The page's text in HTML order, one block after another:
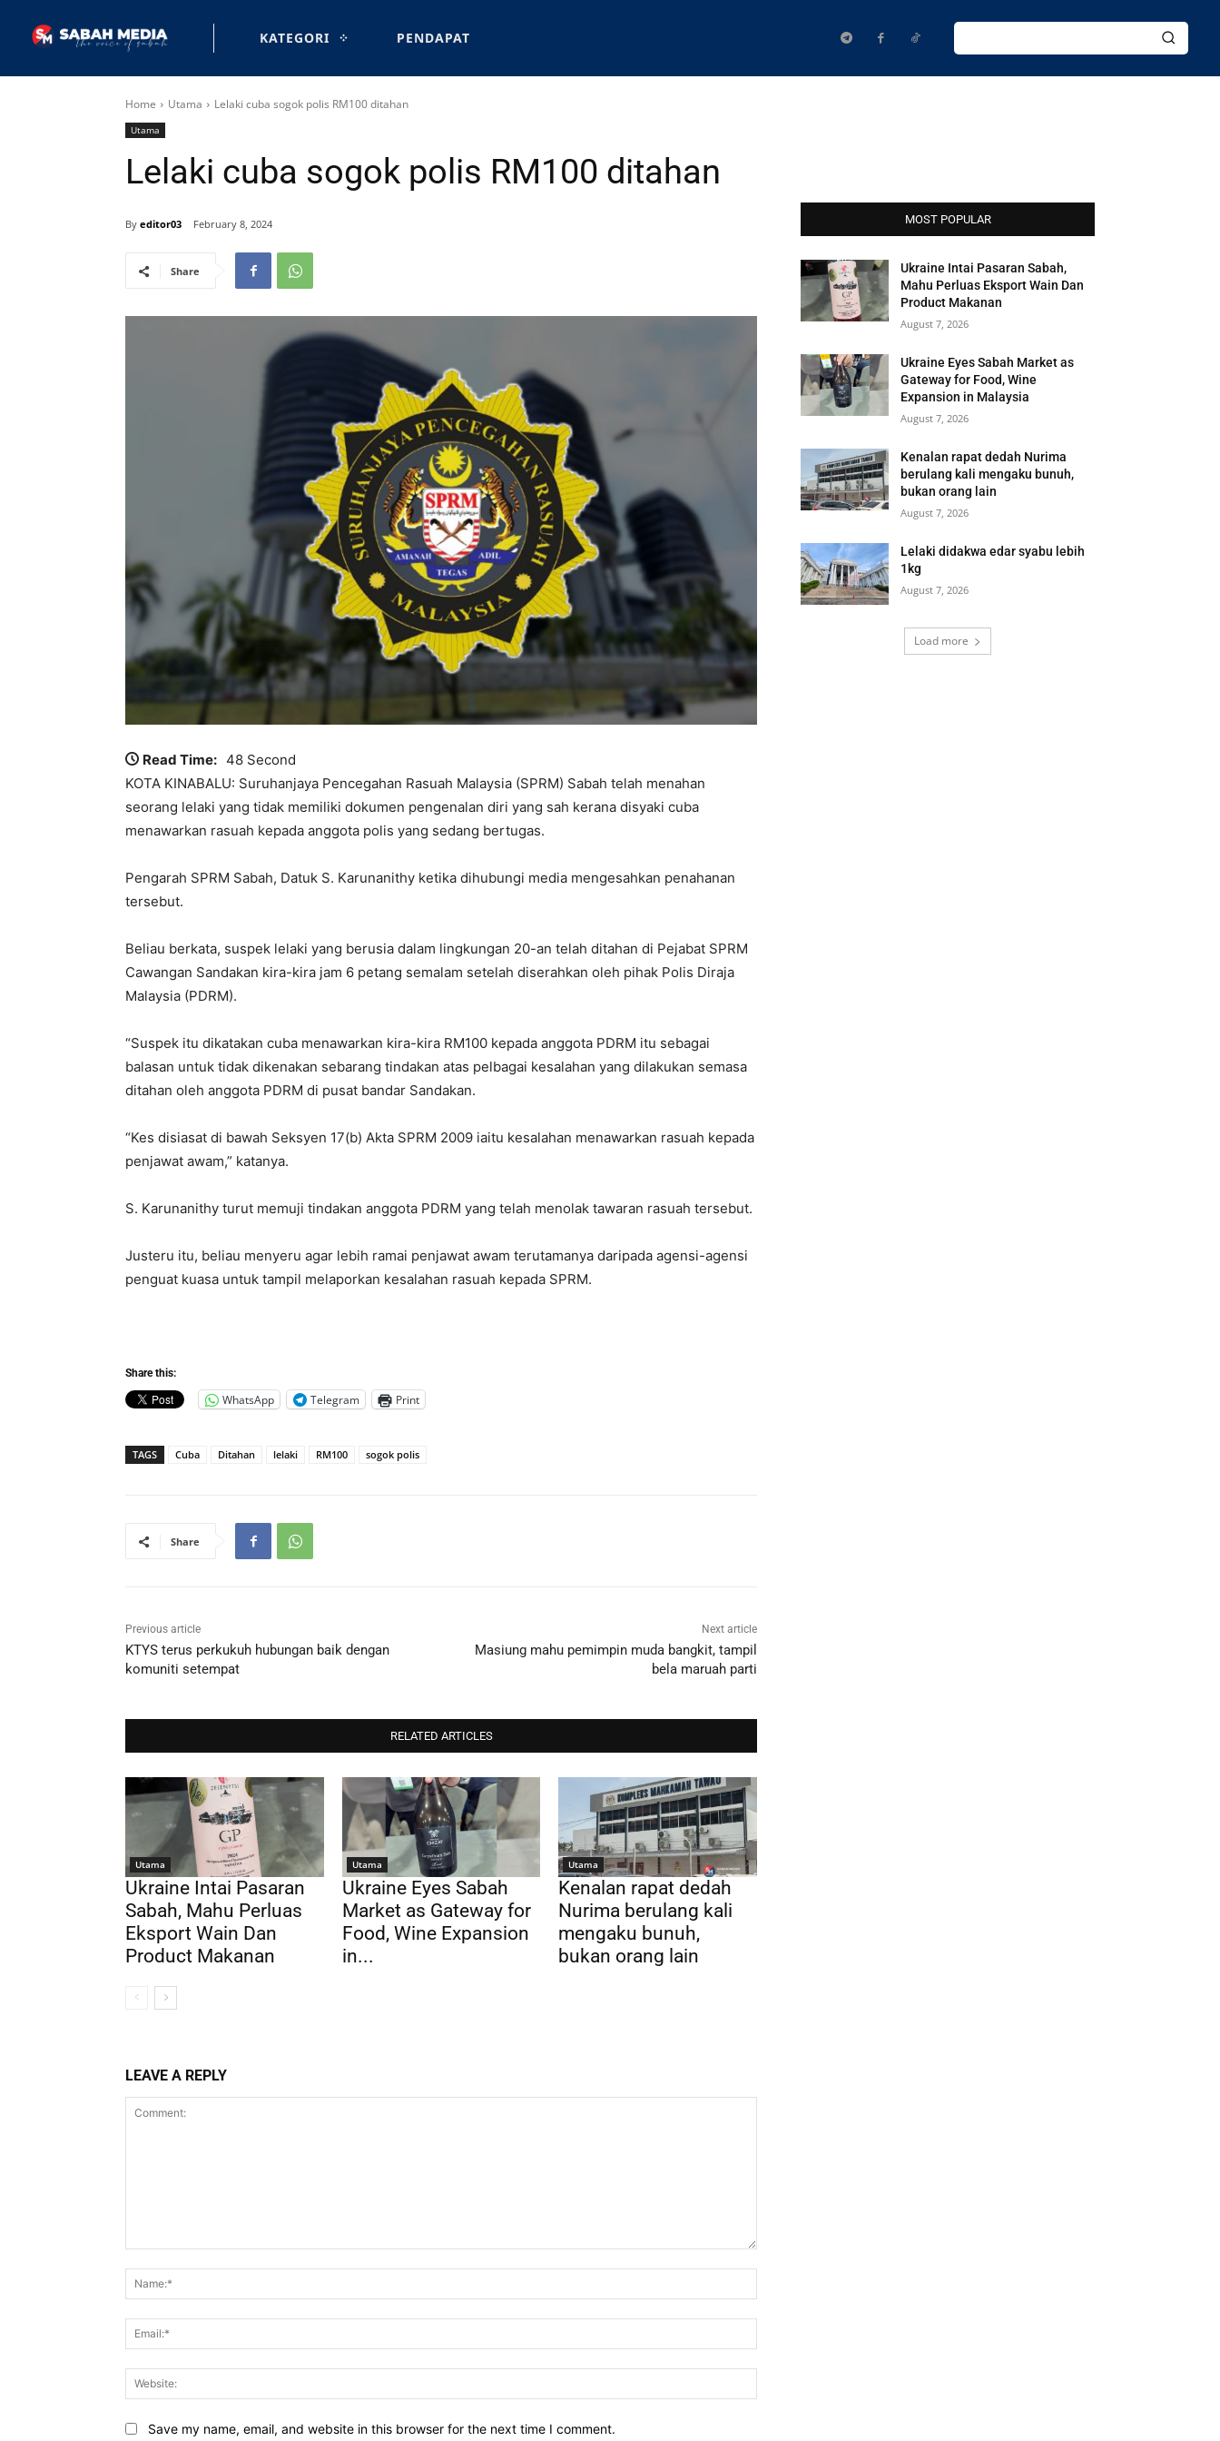
KATEGORI PENDAPAT
Home Utama Lelaki cuba sogok polis RM100 ditahan
Utama
Lelaki cuba sogok polis RM100 ditahan
By editor03 February 8, 2024
Share
Read Time: 48 Second
KOTA KINABALU: Suruhanjaya Pencegahan Rasuah Malaysia (SPRM) Sabah telah menahan
seorang lelaki yang tidak memiliki dokumen pengenalan diri yang sah kerana disyaki cuba
menawarkan rasuah kepada anggota polis yang sedang bertugas.
Pengarah SPRM Sabah, Datuk S. Karunanithy ketika dihubungi media mengesahkan penahanan
tersebut.
Beliau berkata, suspek lelaki yang berusia dalam lingkungan 20-an telah ditahan di Pejabat SPRM
Cawangan Sandakan kira-kira jam 6 petang semalam setelah diserahkan oleh pihak Polis Diraja
Malaysia (PDRM).
“Suspek itu dikatakan cuba menawarkan kira-kira RM100 kepada anggota PDRM itu sebagai
balasan untuk tidak dikenakan sebarang tindakan atas pelbagai kesalahan yang dilakukan semasa
ditahan oleh anggota PDRM di pusat bandar Sandakan.
“Kes disiasat di bawah Seksyen 17(b) Akta SPRM 2009 iaitu kesalahan menawarkan rasuah kepada
penjawat awam,” katanya.
S. Karunanithy turut memuji tindakan anggota PDRM yang telah menolak tawaran rasuah tersebut.
Justeru itu, beliau menyeru agar lebih ramai penjawat awam terutamanya daripada agensi-agensi
penguat kuasa untuk tampil melaporkan kesalahan rasuah kepada SPRM.
Share this:
WhatsApp Telegram Print
TAGS Cuba Ditahan lelaki RM100 sogok polis
Share
Previous article
KTYS terus perkukuh hubungan baik dengan
komuniti setempat
Next article
Masiung mahu pemimpin muda bangkit, tampil
bela maruah parti
RELATED ARTICLES
Utama
Ukraine Intai Pasaran
Sabah, Mahu Perluas
Eksport Wain Dan
Product Makanan
Utama
Ukraine Eyes Sabah
Market as Gateway for
Food, Wine Expansion
in...
Utama
Kenalan rapat dedah
Nurima berulang kali
mengaku bunuh,
bukan orang lain
LEAVE A REPLY
Save my name, email, and website in this browser for the next time I comment.
MOST POPULAR
Ukraine Intai Pasaran Sabah,
Mahu Perluas Eksport Wain Dan
Product Makanan
August 7, 2026
Ukraine Eyes Sabah Market as
Gateway for Food, Wine
Expansion in Malaysia
August 7, 2026
Kenalan rapat dedah Nurima
berulang kali mengaku bunuh,
bukan orang lain
August 7, 2026
Lelaki didakwa edar syabu lebih
1kg
August 7, 2026
Load more